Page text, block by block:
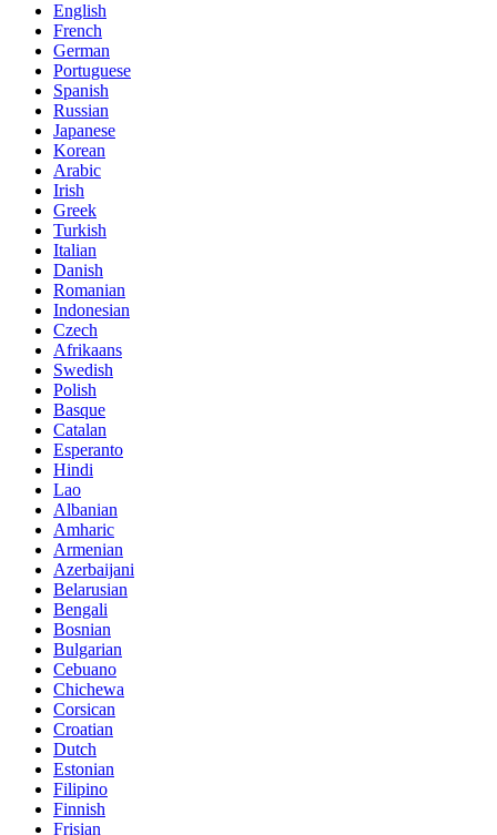
English
French
German
Portuguese
Spanish
Russian
Japanese
Korean
Arabic
Irish
Greek
Turkish
Italian
Danish
Romanian
Indonesian
Czech
Afrikaans
Swedish
Polish
Basque
Catalan
Esperanto
Hindi
Lao
Albanian
Amharic
Armenian
Azerbaijani
Belarusian
Bengali
Bosnian
Bulgarian
Cebuano
Chichewa
Corsican
Croatian
Dutch
Estonian
Filipino
Finnish
Frisian